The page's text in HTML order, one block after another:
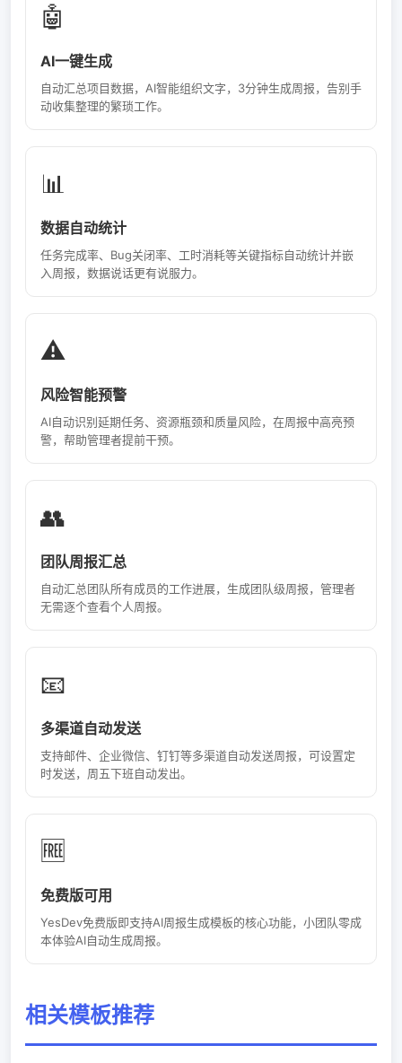
🤖
AI一键生成
自动汇总项目数据，AI智能组织文字，3分钟生成周报，告别手
动收集整理的繁琐工作。
📊
数据自动统计
任务完成率、Bug关闭率、工时消耗等关键指标自动统计并嵌
入周报，数据说话更有说服力。
⚠️
风险智能预警
AI自动识别延期任务、资源瓶颈和质量风险，在周报中高亮预
警，帮助管理者提前干预。
👥
团队周报汇总
自动汇总团队所有成员的工作进展，生成团队级周报，管理者
无需逐个查看个人周报。
📧
多渠道自动发送
支持邮件、企业微信、钉钉等多渠道自动发送周报，可设置定
时发送，周五下班自动发出。
🆓
免费版可用
YesDev免费版即支持AI周报生成模板的核心功能，小团队零成
本体验AI自动生成周报。
相关模板推荐